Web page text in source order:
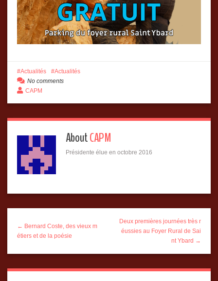
Actualités
Actualités
No comments
CAPM
AboutCAPM
Présidente élue en octobre 2016
← Bernard Coste, des vieux m
étiers et de la poésie
Deux premières journées très r
éussies au Foyer Rural de Sai
nt Ybard →